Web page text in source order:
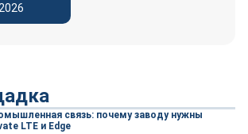
связь: почему заводу нужны
LTE и Edge